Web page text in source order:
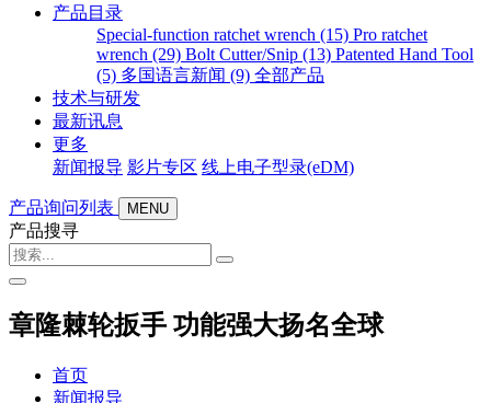
产品目录
Special-function ratchet wrench (15) Pro ratchet
wrench (29) Bolt Cutter/Snip (13) Patented Hand Tool
(5) 多国语言新闻 (9) 全部产品
技术与研发
最新讯息
更多
新闻报导 影片专区 线上电子型录(eDM)
产品询问列表 MENU
产品搜寻
章隆棘轮扳手 功能强大扬名全球
首页
新闻报导